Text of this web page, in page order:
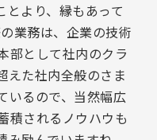
とより、縁もあって
業務は、企業の技術
部として社内のクラ
えた社内全般のさま
いるので、当然幅広
積されるノウハウも